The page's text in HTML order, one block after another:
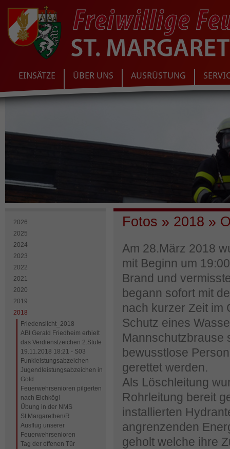
EINSÄTZE ÜBER UNS AUSRÜSTUNG
2026
2025
2024
2023
2022
2021
2020
2019
2018
Friedenslicht_2018
ABI Gerald Friedheim erhielt
das Verdienstzeichen 2.Stufe
19.11.2018 18:21 - S03
Funkleistungsabzeichen
Jugendleistungsabzeichen in
Gold
Feuerwehrsenioren pilgerten
nach Eichkögl
Übung in der NMS
St.Margarethen/R
Ausflug unserer
Feuerwehrsenioren
Tag der offenen Tür
Fotos » 2018 »
Am 28.März 2018
mit Beginn um
Brand und
begann sofort mit
nach kurzer Zeit im
Schutz eines
Mannschutzbrause
bewusstlose
gerettet werden.
Als Löschleitung
Rohrleitung bereit
installierten
angrenzenden
geholt welche ihre